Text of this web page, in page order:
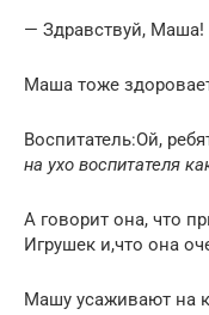
— Здравствуй, Маша!
Маша тоже
Воспитатель:Ой,
на ухо воспитателя
А говорит она, что
Игрушек и,что она
Машу усаживают на